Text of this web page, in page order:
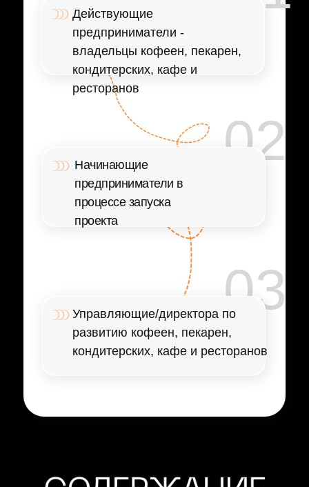
Действующие
предприниматели -
владельцы кофеен, пекарен,
кондитерских, кафе и
ресторанов
02
Начинающие
предприниматели в
процессе запуска
проекта
03
Управляющие/директора по
развитию кофеен, пекарен,
кондитерских, кафе и ресторанов